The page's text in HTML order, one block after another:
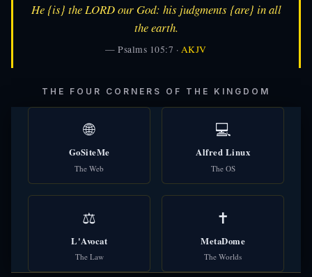
He {is} the LORD our God: his judgments {are} in all
the earth.
— Psalms 105:7 · AKJV
THE FOUR CORNERS OF THE KINGDOM
🌐
GoSiteMe
The Web
💻
Alfred Linux
The OS
⚖️
L'Avocat
The Law
✝️
MetaDome
The Worlds